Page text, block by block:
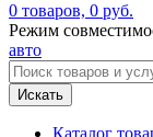
0 товаров, 0 руб.
Режим
авто
Искать
Каталог